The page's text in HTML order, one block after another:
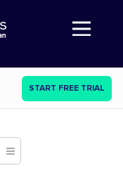
Abre a navegação
START FREE TRIAL